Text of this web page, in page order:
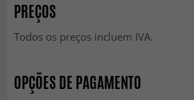
PREÇOS
Todos os preços incluem IVA.
OPÇÕES DE PAGAMENTO